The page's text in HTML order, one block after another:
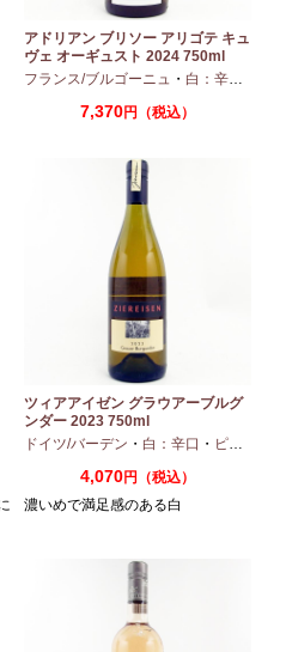
シャルドネ
アドリアン ブリソー アリゴテ キュ
ヴェ オーギュスト 2024 750ml
フランス/ブルゴーニュ ・ 白：辛口
7,370円（税込）
ツィアアイゼン グラウアーブルグ
ンダー 2023 750ml
ドイツ/バーデン ・ 白：辛口 ・ ピノグリ
4,070円（税込）
濃いめで満足感のある白